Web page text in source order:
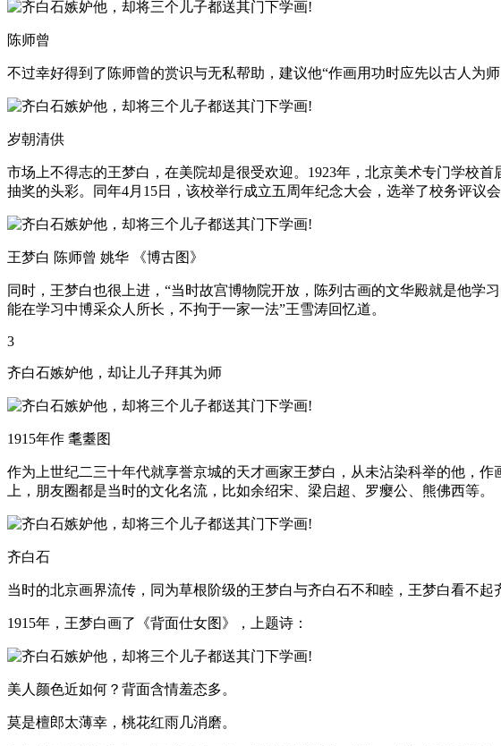
陈师曾
不过幸好得到了陈师曾的赏识与无私帮助，建议他“作画用功时应先以古人为
岁朝清供
市场上不得志的王梦白，在美院却是很受欢迎。1923年，北京美术专门学校
抽奖的头彩。同年4月15日，该校举行成立五周年纪念大会，选举了校务评议
王梦白 陈师曾 姚华 《博古图》
同时，王梦白也很上进，“当时故宫博物院开放，陈列古画的文华殿就是他
能在学习中博采众人所长，不拘于一家一法”王雪涛回忆道。
3
齐白石嫉妒他，却让儿子拜其为师
1915年作 耄耋图
作为上世纪二三十年代就享誉京城的天才画家王梦白，从未沾染科举的他，
上，朋友圈都是当时的文化名流，比如余绍宋、梁启超、罗瘿公、熊佛西等。
齐白石
当时的北京画界流传，同为草根阶级的王梦白与齐白石不和睦，王梦白看不
1915年，王梦白画了《背面仕女图》，上题诗：
美人颜色近如何？背面含情羞态多。
莫是檀郎太薄幸，桃花红雨几消磨。